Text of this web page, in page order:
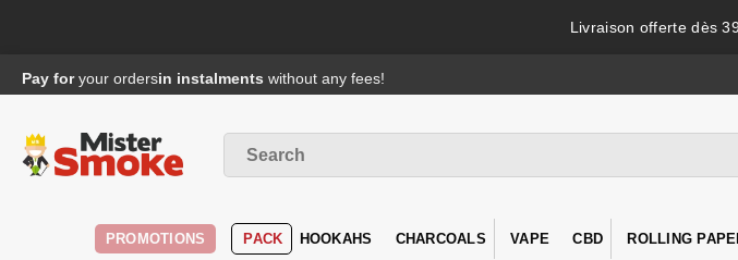
Livraison offerte dès
au
Pay foryour ordersin instalments without any fees!
PROMOTIONS PACK HOOKAHS CHARCOALS VAPE CBD ROLLING